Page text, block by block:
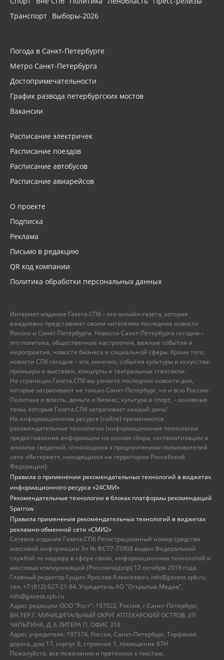
Транспорт Выборы-2026
Погода в Санкт-Петербурге
Метро Санкт-Петербурга
Достопримечательности
График развода петербургских мостов
Вакансии
Расписание электричек
Расписание поездов
Расписание автобусов
Расписание авиарейсов
О проекте
Подписка
Реклама
Письмо в редакцию
QR код компании
Политика обработки персональных данных
Интернет-издание Газета.СПб – это онлайн-газета, которая
ежедневно представляет своим читателям последние новости
России и Санкт-Петербурга. Новости Санкт-Петербурга сегодня –
это политика, общественные настроения, важные события и
мероприятия, новости бизнеса и социальной сферы. Кроме того,
новости СПб сегодня – это, конечно, события культуры и искусства:
премьеры и выставки, концерты и театральные спектакли.
На страницах Газета.СПб вы узнаете последние новости дня,
которые затрагивают не только Санкт-Петербург, но и всю Россию.
Политика и власть, деньги и бизнес, культура и спорт, – основные
темы, которые Газета.СПб затрагивает каждый день!
На информационном ресурсе (сайте) применяются
рекомендательные технологии (информационные технологии
предоставления информации на основе сбора, систематизации и
анализа сведений, относящихся к предпочтениям пользователей
сети «Интернет», находящихся на территории Российской
Федерации).
Правила о применении рекомендательных технологий в виджетах
информационного ресурса «24СМИ»
Рекомендательные технологии в блоках платформы рекомендаций
Sparrow
Правила применения рекомендательных технологий в виджетах
рекламно-обменной сети «СМИ2»
Сетевое издание Газета.СПб Регистрационный номер средства
массовой информации Эл № ФС77-73908 выдан Федеральной
службой по надзору в сфере связи, информационных технологий и
массовых коммуникаций (Роскомнадзор) 12 октября 2018 года.
Главный редактор Гущин Ярослав Алексеевич, info@gazeta.spb.ru,
тел: +7 (812) 627-21-84. Учредитель АО "Открытые Медиа",
info@gazeta.spb.ru
Адрес редакции ООО "Рост": 197022, Россия, г.Санкт-Петербург,
ВН.ТЕР.Г. МУНИЦИПАЛЬНЫЙ ОКРУГ АПТЕКАРСКИЙ ОСТРОВ, УЛ
ЧАПЫГИНА, Д. 6 ЛИТЕРА П, ОФИС 316
Адрес учредителя: 197374, Россия, Санкт-Петербург, Торфяная
дорога, дом 17, корпус 6, строение 1, помещение 67Н
Пожалуйста, все пожелания и претензии к текстам,